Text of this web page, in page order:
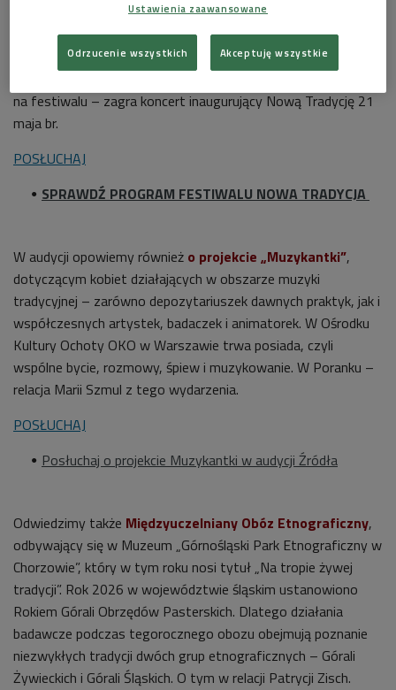
wokalistką – Justyną Jary– porozmawia Jolanta
Kossakowska.Jarywraz z Alegancką Kapelątriumfowała
na ubiegłorocznym Festiwalu Nowa Tradycja, zdobywając
na festiwalu – zagra koncert inaugurujący Nową Tradycję 21
maja br.
POSŁUCHAJ
SPRAWDŹ PROGRAM FESTIWALU NOWA TRADYCJA
W audycji opowiemy również o projekcie „Muzykantki”,
dotyczącym kobiet działających w obszarze muzyki
tradycyjnej – zarówno depozytariuszek dawnych praktyk, jak i
współczesnych artystek, badaczek i animatorek. W Ośrodku
Kultury Ochoty OKO w Warszawie trwa posiada, czyli
wspólne bycie, rozmowy, śpiew i muzykowanie. W Poranku –
relacja Marii Szmul z tego wydarzenia.
POSŁUCHAJ
Posłuchaj o projekcie Muzykantki w audycji Źródła
Odwiedzimy także Międzyuczelniany Obóz Etnograficzny,
odbywający się w Muzeum „Górnośląski Park Etnograficzny w
Chorzowie”, który w tym roku nosi tytuł „Na tropie żywej
tradycji”. Rok 2026 w województwie śląskim ustanowiono
Rokiem Górali Obrzędów Pasterskich. Dlatego działania
badawcze podczas tegorocznego obozu obejmują poznanie
niezwykłych tradycji dwóch grup etnograficznych – Górali
Żywieckich i Górali Śląskich. O tym w relacji Patrycji Zisch.
Ustawienia zaawansowane
Odrzucenie wszystkich Akceptuję wszystkie